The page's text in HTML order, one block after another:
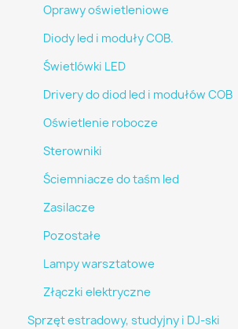
Oprawy oświetleniowe
Diody led i moduły COB.
Świetlówki LED
Drivery do diod led i modułów COB
Oświetlenie robocze
Sterowniki
Ściemniacze do taśm led
Zasilacze
Pozostałe
Lampy warsztatowe
Złączki elektryczne
Sprzęt estradowy, studyjny i DJ-ski